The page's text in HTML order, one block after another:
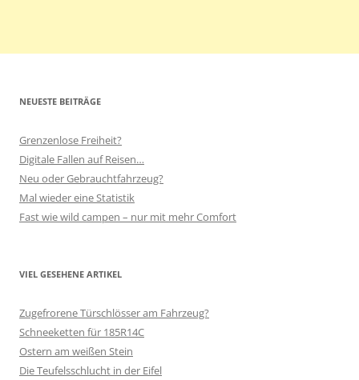
NEUESTE BEITRÄGE
Grenzenlose Freiheit?
Digitale Fallen auf Reisen…
Neu oder Gebrauchtfahrzeug?
Mal wieder eine Statistik
Fast wie wild campen – nur mit mehr Comfort
VIEL GESEHENE ARTIKEL
Zugefrorene Türschlösser am Fahrzeug?
Schneeketten für 185R14C
Ostern am weißen Stein
Die Teufelsschlucht in der Eifel